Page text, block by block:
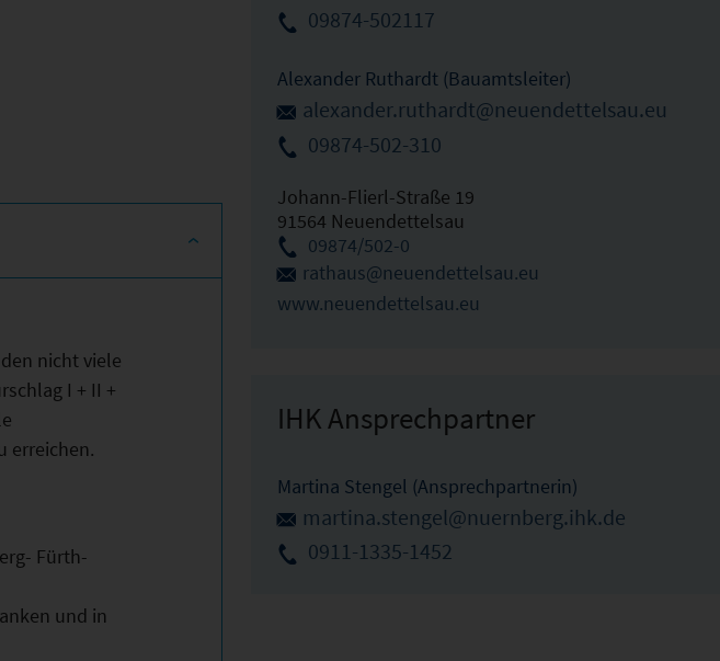
nicht viele
I + II +
erreichen.
Fürth-
und in
09874-502117
Alexander Ruthardt (Bauamtsleiter)
alexander.ruthardt@neuendettelsau.eu
09874-502-310
Johann-Flierl-Straße 19
91564 Neuendettelsau
09874/502-0
rathaus@neuendettelsau.eu
www.neuendettelsau.eu
IHK Ansprechpartner
Martina Stengel (Ansprechpartnerin)
martina.stengel@nuernberg.ihk.de
0911-1335-1452